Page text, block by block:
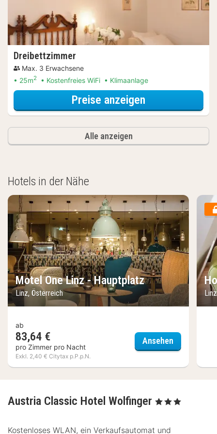
Dreibettzimmer
Max. 3 Erwachsene
25m2 Kostenfreies WiFi Klimaanlage
Preise anzeigen
Alle anzeigen
Hotels in der Nähe
Motel One Linz - Hauptplatz
Linz, Österreich
ab
83,64 €
pro Zimmer pro Nacht
Exkl. 2,40 € Citytax p.P.p.N.
Ansehen
Austria Classic Hotel Wolfinger , 3 Sterne
Kostenloses WLAN, ein Verkaufsautomat und